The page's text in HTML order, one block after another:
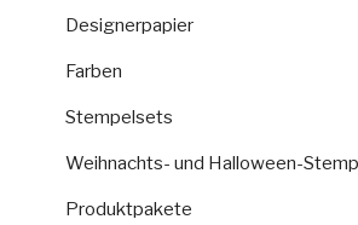
Designerpapier
Farben
Stempelsets
Weihnachts- und Halloween-
Produktpakete